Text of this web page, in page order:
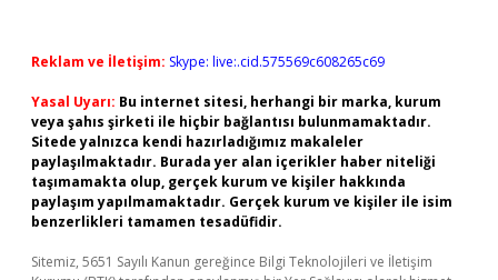
Reklam ve İletişim: Skype: live:.cid.575569c608265c69
Yasal Uyarı: Bu internet sitesi, herhangi bir marka, kurum
veya şahıs şirketi ile hiçbir bağlantısı bulunmamaktadır.
Sitede yalnızca kendi hazırladığımız makaleler
paylaşılmaktadır. Burada yer alan içerikler haber niteliği
taşımamakta olup, gerçek kurum ve kişiler hakkında
paylaşım yapılmamaktadır. Gerçek kurum ve kişiler ile isim
benzerlikleri tamamen tesadüfidir.
Sitemiz, 5651 Sayılı Kanun gereğince Bilgi Teknolojileri ve İletişim